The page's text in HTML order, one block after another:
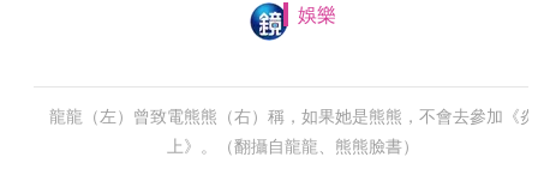
娛樂
龍龍（左）曾致電熊熊（右）稱，如果她是熊熊，不會去參加《炎
上》。（翻攝自龍龍、熊熊臉書）